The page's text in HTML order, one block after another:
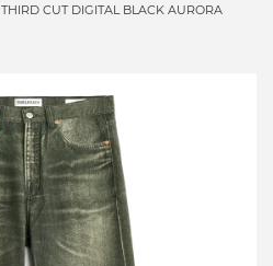
THIRD CUT DIGITAL BLACK AURORA